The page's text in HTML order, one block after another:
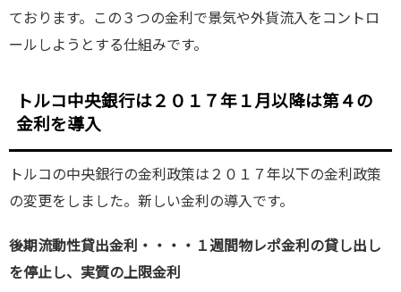
ております。この３つの金利で景気や外貨流入をコントロ
ールしようとする仕組みです。
トルコ中央銀行は２０１７年１月以降は第４の
金利を導入
トルコの中央銀行の金利政策は２０１７年以下の金利政策
の変更をしました。新しい金利の導入です。
後期流動性貸出金利・・・・１週間物レポ金利の貸し出し
を停止し、実質の上限金利